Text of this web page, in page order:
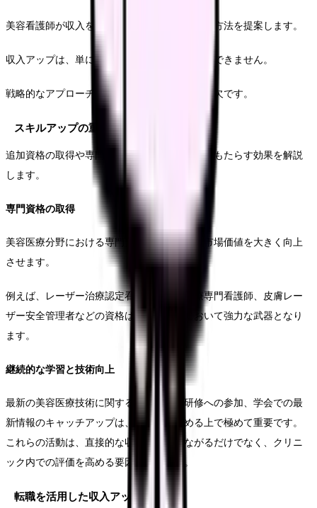
美容看護師が収入を最大化するための具体的な方法を提案します。
収入アップは、単に時間を重ねるだけでは実現できません。
戦略的なアプローチと継続的な自己投資が不可欠です。
スキルアップの重要性
追加資格の取得や専門技術の習得が収入増加にもたらす効果を解説
します。
専門資格の取得
美容医療分野における専門資格は、看護師の市場価値を大きく向上
させます。
例えば、レーザー治療認定看護師、美容医療専門看護師、皮膚レー
ザー安全管理者などの資格は、給与交渉において強力な武器となり
ます。
継続的な学習と技術向上
最新の美容医療技術に関するセミナーや研修への参加、学会での最
新情報のキャッチアップは、専門性を高める上で極めて重要です。
これらの活動は、直接的な収入増加につながるだけでなく、クリニ
ック内での評価を高める要因となります。
転職を活用した収入アップ